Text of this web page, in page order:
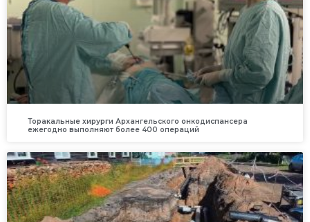
Торакальные хирурги Архангельского онкодиспансера
ежегодно выполняют более 400 операций